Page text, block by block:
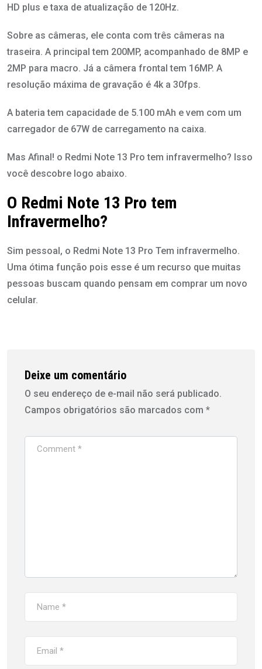
HD plus e taxa de atualização de 120Hz.
Sobre as câmeras, ele conta com três câmeras na
traseira. A principal tem 200MP, acompanhado de 8MP e
2MP para macro. Já a câmera frontal tem 16MP. A
resolução máxima de gravação é 4k a 30fps.
A bateria tem capacidade de 5.100 mAh e vem com um
carregador de 67W de carregamento na caixa.
Mas Afinal! o Redmi Note 13 Pro tem infravermelho? Isso
você descobre logo abaixo.
O Redmi Note 13 Pro tem
Infravermelho?
Sim pessoal, o Redmi Note 13 Pro Tem infravermelho.
Uma ótima função pois esse é um recurso que muitas
pessoas buscam quando pensam em comprar um novo
celular.
Deixe um comentário
O seu endereço de e-mail não será publicado.
Campos obrigatórios são marcados com *